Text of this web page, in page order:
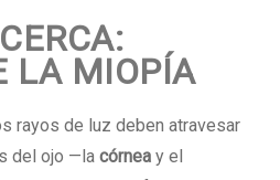
LA MIOPÍA
rayos de luz deben atravesar
del ojo —la córnea y el